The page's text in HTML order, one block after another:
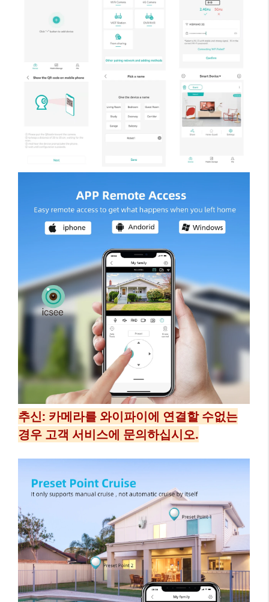
추신: 카메라를 와이파이에 연결할 수없는
경우 고객 서비스에 문의하십시오.